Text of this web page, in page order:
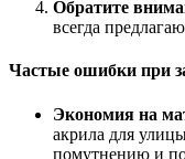
Обратите
всегда
Частые ошибки при
Экономия на
акрила для
помутнению и